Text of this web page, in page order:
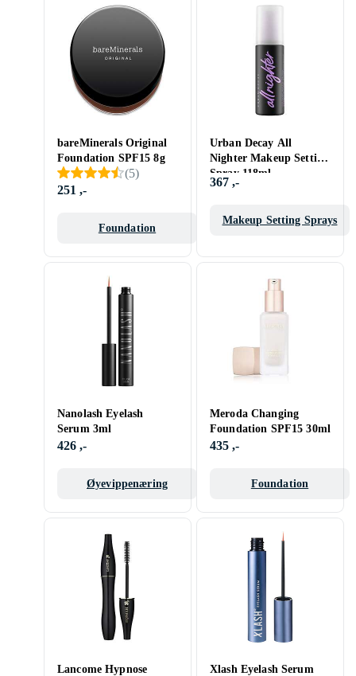
bareMinerals Original
Foundation SPF15 8g
(5)
251 ,-
Foundation
Urban Decay All
Nighter Makeup Setting
Spray 118ml
367 ,-
Makeup Setting Sprays
Nanolash Eyelash
Serum 3ml
426 ,-
Øyevippenæring
Meroda Changing
Foundation SPF15 30ml
435 ,-
Foundation
Lancome Hypnose Xlash Eyelash Serum